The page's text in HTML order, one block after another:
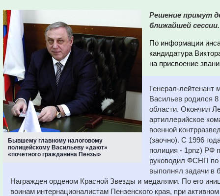
Бывшему главному налоговому
полицейскому Васильеву «дают»
«почетного гражданина Пензы»
Решение примут
ближайшей сессии.
По информации
кандидатура
на присвоение
Генерал-лейтенант
Васильев родился 8
области. Окончил
артиллерийское
военной
(заочно). С 1996
полиция - 1pnz) РФ
руководил ФСНП по
выполнял задачи в
Награжден орденом Красной Звезды и медалями. По его
воинам интернационалистам Пензенского края, при